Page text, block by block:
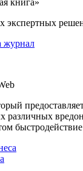
книга»
экспертных
журнал
различных